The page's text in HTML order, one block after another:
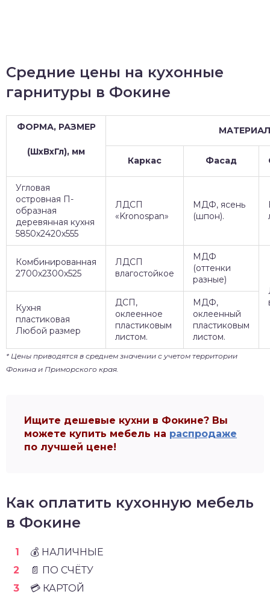
Средние цены на кухонные
гарнитуры в Фокине
ФОРМА, РАЗМЕР
(ШхВхГл), мм
Каркас Фасад
Угловая
островная П-
образная
деревянная кухня
5850х2420х555
ЛДСП
«Kronospan»
МДФ, ясень
(шпон).
Комбинированная
2700х2300х525
ЛДСП
влагостойкое
МДФ
(оттенки
разные)
Кухня
пластиковая
Любой размер
ДСП,
оклеенное
пластиковым
листом.
МДФ,
оклеенный
пластиковым
листом.
* Цены приводятся в среднем значении с учетом территории
Фокина и Приморского края.
Ищите дешевые кухни в Фокине? Вы
можете купить мебель на распродаже
по лучшей цене!
Как оплатить кухонную мебель
в Фокине
💰 НАЛИЧНЫЕ
📄 ПО СЧЁТУ
💳 КАРТОЙ